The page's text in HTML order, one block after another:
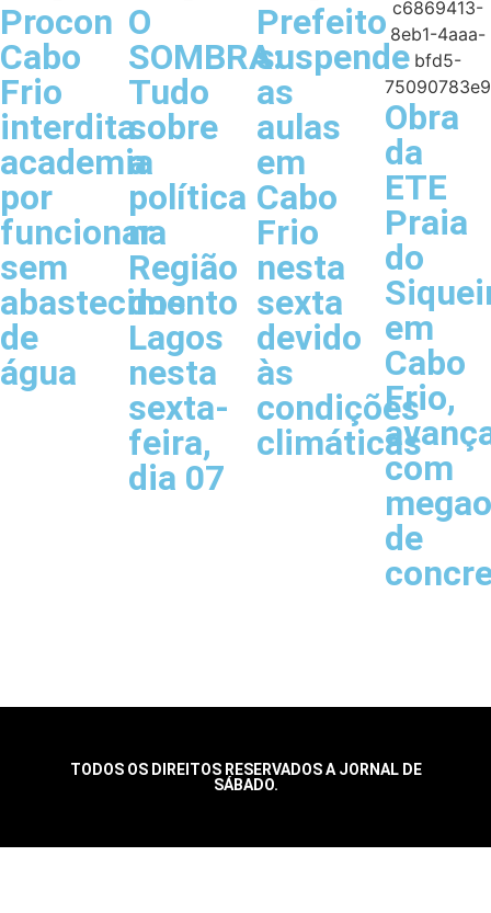
Procon
Cabo
Frio
interdita
academia
por
funcionar
sem
abastecimento
de
água
O
SOMBRA:
Tudo
sobre
a
política
na
Região
dos
Lagos
nesta
sexta-
feira,
dia 07
Prefeito
suspende
as
aulas
em
Cabo
Frio
nesta
sexta
devido
às
condições
climáticas
Obra
da
ETE
Praia
do
em
Cabo
Frio,
com
de
TODOS OS DIREITOS RESERVADOS A JORNAL DE
SÁBADO.